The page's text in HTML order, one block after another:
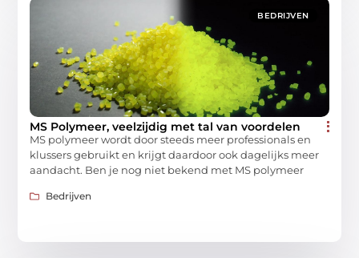
BEDRIJVEN
MS Polymeer, veelzijdig met tal van voordelen
MS polymeer wordt door steeds meer professionals en
klussers gebruikt en krijgt daardoor ook dagelijks meer
aandacht. Ben je nog niet bekend met MS polymeer
Bedrijven